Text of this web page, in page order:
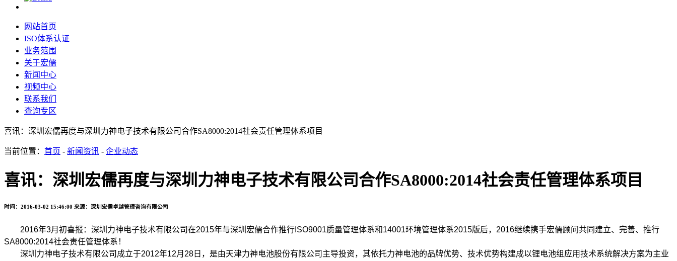
网站首页
ISO体系认证
业务范围
关于宏儒
新闻中心
视频中心
联系我们
查询专区
喜讯：深圳宏儒再度与深圳力神电子技术有限公司合作SA8000:2014社会责任管理体系项目
当前位置： 首页 - 新闻资讯 - 企业动态
喜讯：深圳宏儒再度与深圳力神电子技术有限公司合作SA8000:2014社会责任管理体系项目
时间：2016-03-02 15:46:00 来源：深圳宏儒卓越管理咨询有限公司
2016年3月初喜报：深圳力神电子技术有限公司在2015年与深圳宏儒合作推行ISO9001质量管理体系和14001环境管理体系2015版后，2016继续携手宏儒顾问共同建立、完善、推行
SA8000:2014社会责任管理体系！
深圳力神电子技术有限公司成立于2012年12月28日，是由天津力神电池股份有限公司主导投资，其依托力神电池的品牌优势、技术优势构建成以锂电池组应用技术系统解决方案为主业